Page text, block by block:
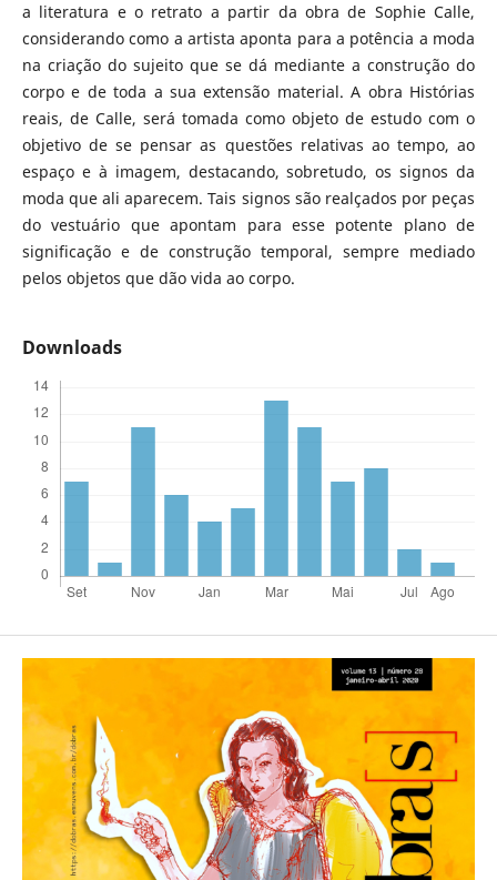
a literatura e o retrato a partir da obra de Sophie Calle,
considerando como a artista aponta para a potência a moda
na criação do sujeito que se dá mediante a construção do
corpo e de toda a sua extensão material. A obra Histórias
reais, de Calle, será tomada como objeto de estudo com o
objetivo de se pensar as questões relativas ao tempo, ao
espaço e à imagem, destacando, sobretudo, os signos da
moda que ali aparecem. Tais signos são realçados por peças
do vestuário que apontam para esse potente plano de
significação e de construção temporal, sempre mediado
pelos objetos que dão vida ao corpo.
Downloads